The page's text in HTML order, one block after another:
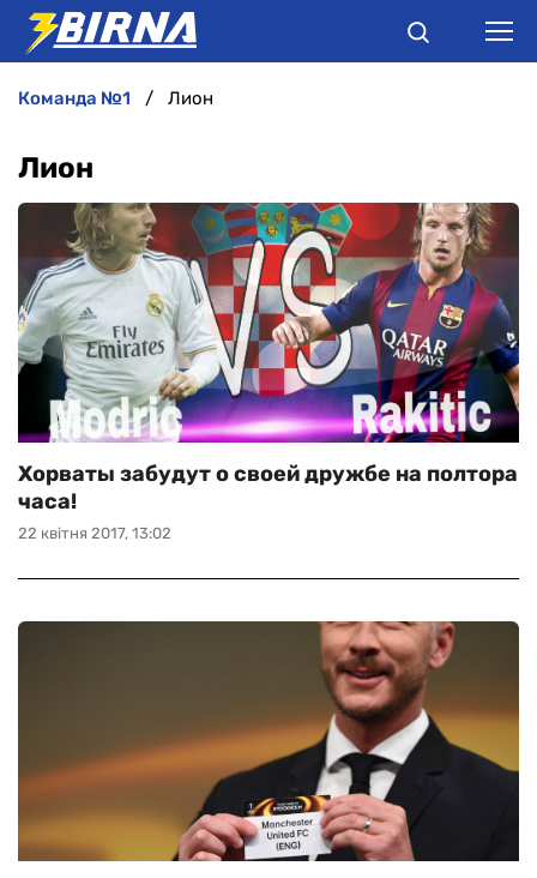
ІНТЕРВ'Ю
РІЗНЕ
БУКМЕКЕРИ
команда №1 Лион
Лион
22 квітня 2017, 13:02
Хорваты забудут о своей дружбе на полтора
часа!